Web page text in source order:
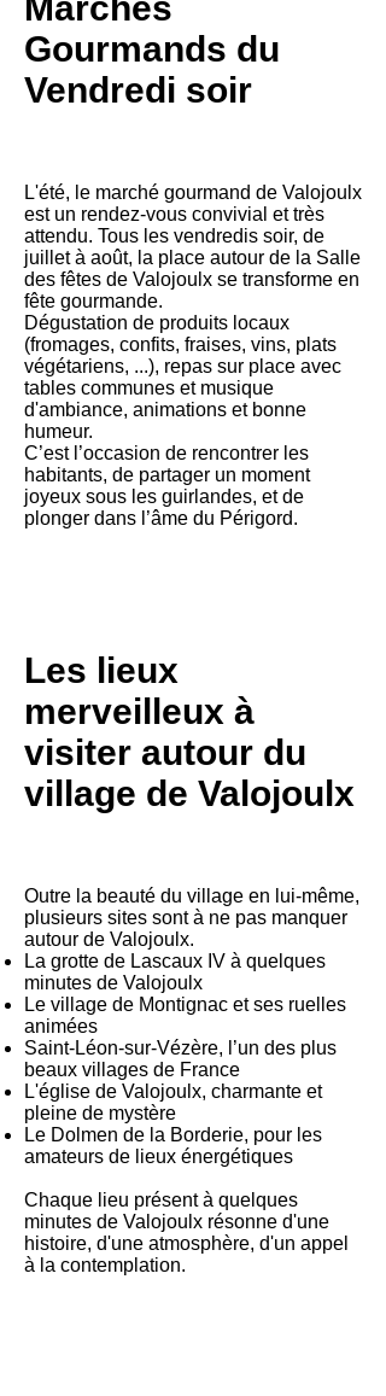
Marchés
Gourmands du
Vendredi soir
L'été, le marché gourmand de Valojoulx
est un rendez-vous convivial et très
attendu. Tous les vendredis soir, de
juillet à août, la place autour de la Salle
des fêtes de Valojoulx se transforme en
fête gourmande.
Dégustation de produits locaux
(fromages, confits, fraises, vins, plats
végétariens, ...), repas sur place avec
tables communes et musique
d'ambiance, animations et bonne
humeur.
C’est l’occasion de rencontrer les
habitants, de partager un moment
joyeux sous les guirlandes, et de
plonger dans l’âme du Périgord.
Les lieux
merveilleux à
visiter autour du
village de Valojoulx
Outre la beauté du village en lui-même,
plusieurs sites sont à ne pas manquer
autour de Valojoulx.
La grotte de Lascaux IV à quelques
minutes de Valojoulx
Le village de Montignac et ses ruelles
animées
Saint-Léon-sur-Vézère, l’un des plus
beaux villages de France
L'église de Valojoulx, charmante et
pleine de mystère
Le Dolmen de la Borderie, pour les
amateurs de lieux énergétiques
Chaque lieu présent à quelques
minutes de Valojoulx résonne d'une
histoire, d'une atmosphère, d'un appel
à la contemplation.